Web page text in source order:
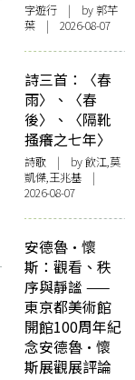
字遊行 | by 郭芊
葉 | 2026-08-07
詩三首：〈春
雨〉、〈春
後〉、〈隔靴
搔癢之七年〉
詩歌 | by 飲江,莫
凱傑,王兆基 |
2026-08-07
安德魯·懷
斯：觀看、秩
序與靜謐 ——
東京都美術館
開館100周年紀
念安德魯·懷
斯展觀展評論